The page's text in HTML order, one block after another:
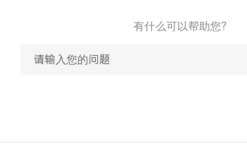
有什么可以帮助您？